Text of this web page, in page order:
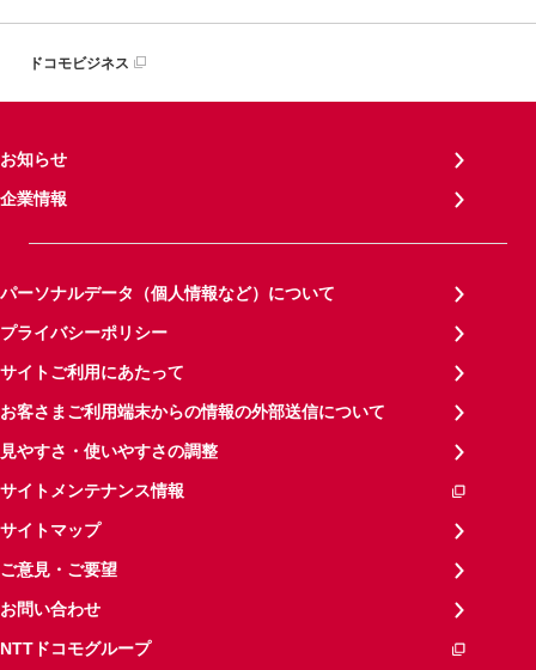
ドコモビジネス
お知らせ
企業情報
パーソナルデータ（個人情報など）について
プライバシーポリシー
サイトご利用にあたって
お客さまご利用端末からの情報の外部送信について
見やすさ・使いやすさの調整
サイトメンテナンス情報
サイトマップ
ご意見・ご要望
お問い合わせ
NTTドコモグループ